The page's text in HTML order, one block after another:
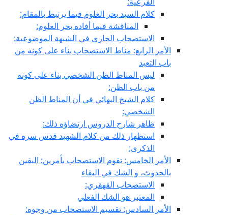
كلام السيد بحر العلوم فيما يرتبط بالمقام:
المناقشة فيما أفاده بحر العلوم:
الاستصحاب الجاري في الشبهة الموضوعية:
الأمر الرابع: مناط الاستصحاب بناء على كونه من
باب التعبد
ليس المناط الظن الشخصي بناء على كونه
من باب الظن:
كلام الشيخ البهائي في أن المناط الظن
الشخصي:
ظاهر شارح الدروس ارتضاؤه ذلك:
استظهار ذلك من كلام الشهيد قدس سره في
الذكرى:
الأمر الخامس: تقوم الاستصحاب بأمرين: اليقين
بالحدوث، و الشك في البقاء
الاستصحاب القهقري:
المعتبر هو الشك الفعلي
الأمر السادس: تقسيم الاستصحاب من وجوه: